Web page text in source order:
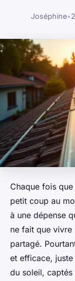
Joséphine•
Chaque fois que
petit coup au
à une dépense
ne fait que vivre
partagé.
et efficace,
du soleil, captés